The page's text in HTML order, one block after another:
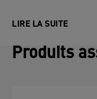
LIRE LA SUITE
Produits